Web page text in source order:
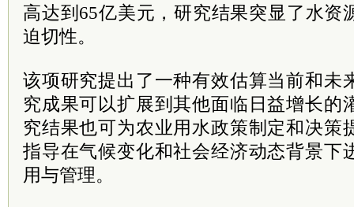
高达到65亿美元，研究结果突显了水资
迫切性。
该项研究提出了一种有效估算当前和未
究成果可以扩展到其他面临日益增长的
究结果也可为农业用水政策制定和决策
指导在气候变化和社会经济动态背景下
用与管理。